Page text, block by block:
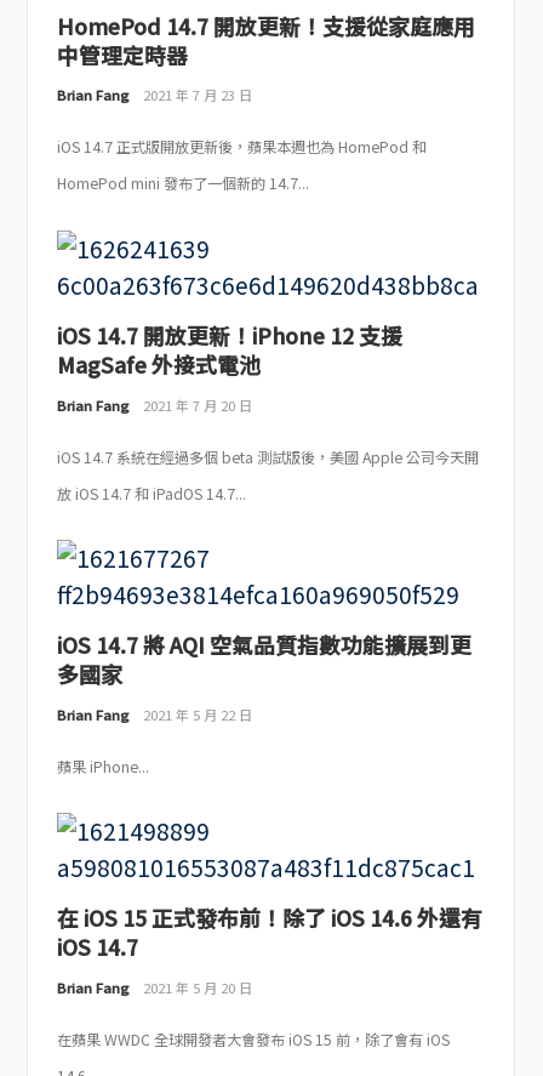
HomePod 14.7 開放更新！支援從家庭應用
中管理定時器
Brian Fang 2021 年 7 月 23 日
iOS 14.7 正式版開放更新後，蘋果本週也為 HomePod 和
HomePod mini 發布了一個新的 14.7...
iOS 14.7 開放更新！iPhone 12 支援
MagSafe 外接式電池
Brian Fang 2021 年 7 月 20 日
iOS 14.7 系統在經過多個 beta 測試版後，美國 Apple 公司今天開
放 iOS 14.7 和 iPadOS 14.7...
iOS 14.7 將 AQI 空氣品質指數功能擴展到更
多國家
Brian Fang 2021 年 5 月 22 日
蘋果 iPhone...
在 iOS 15 正式發布前！除了 iOS 14.6 外還有
iOS 14.7
Brian Fang 2021 年 5 月 20 日
在蘋果 WWDC 全球開發者大會發布 iOS 15 前，除了會有 iOS